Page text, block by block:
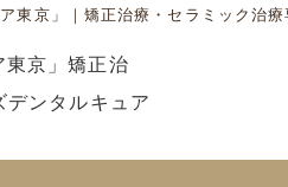
東京」｜矯正治療・セラミック治